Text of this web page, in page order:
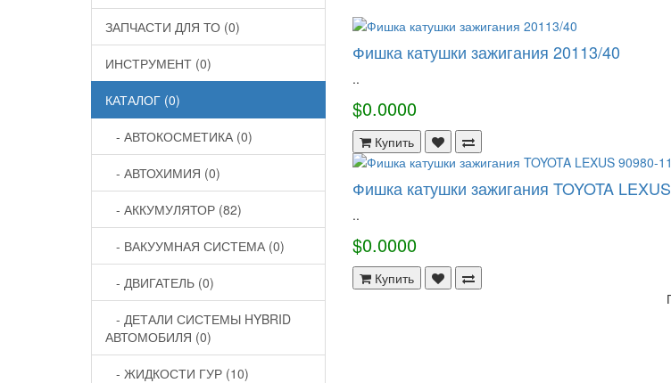
ЗАПЧАСТИ ДЛЯ ТО (0)
ИНСТРУМЕНТ (0)
КАТАЛОГ (0)
- АВТОКОСМЕТИКА (0)
- АВТОХИМИЯ (0)
- АККУМУЛЯТОР (82)
- ВАКУУМНАЯ СИСТЕМА (0)
- ДВИГАТЕЛЬ (0)
- ДЕТАЛИ СИСТЕМЫ HYBRID
АВТОМОБИЛЯ (0)
- ЖИДКОСТИ ГУР (10)
Фишка катушки зажигания 20113/40
..
$0.0000
Купить
Фишка катушки зажигания TOYOTA
..
$0.0000
Купить